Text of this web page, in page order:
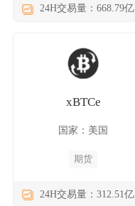
24H交易量：668.79亿
xBTCe
国家：美国
期货
24H交易量：312.51亿